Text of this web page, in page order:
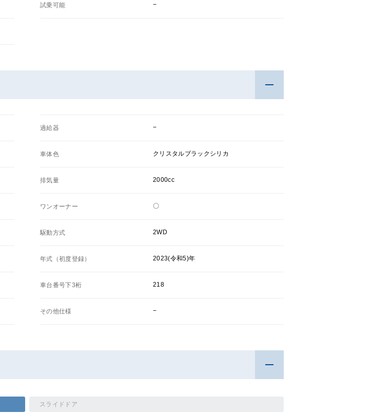
試乗可能 −
過給器 −
車体色 クリスタルブラックシリカ
排気量 2000cc
ワンオーナー 〇
駆動方式 2WD
年式（初度登録） 2023(令和5)年
車台番号下3桁 218
その他仕様 −
スライドドア